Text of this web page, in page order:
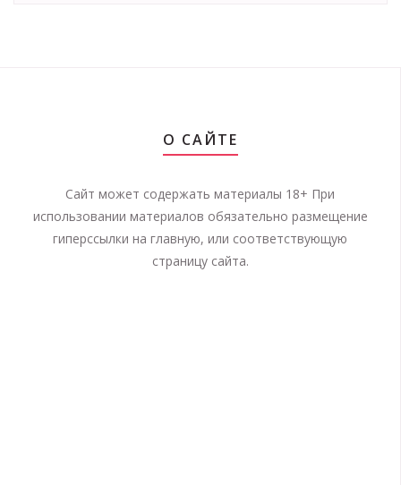
О САЙТЕ
Сайт может содержать материалы 18+ При
использовании материалов обязательно размещение
гиперссылки на главную, или соответствующую
страницу сайта.